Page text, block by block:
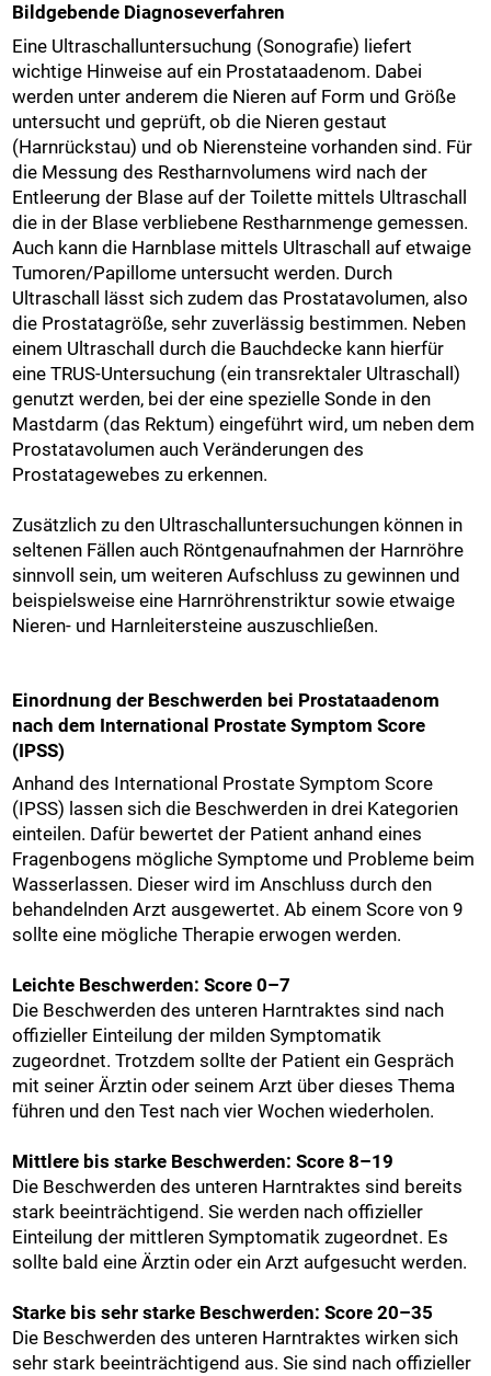
Bildgebende Diagnoseverfahren
Eine Ultraschalluntersuchung (Sonografie) liefert
wichtige Hinweise auf ein Prostataadenom. Dabei
werden unter anderem die Nieren auf Form und Größe
untersucht und geprüft, ob die Nieren gestaut
(Harnrückstau) und ob Nierensteine vorhanden sind. Für
die Messung des Restharnvolumens wird nach der
Entleerung der Blase auf der Toilette mittels Ultraschall
die in der Blase verbliebene Restharnmenge gemessen.
Auch kann die Harnblase mittels Ultraschall auf etwaige
Tumoren/Papillome untersucht werden. Durch
Ultraschall lässt sich zudem das Prostatavolumen, also
die Prostatagröße, sehr zuverlässig bestimmen. Neben
einem Ultraschall durch die Bauchdecke kann hierfür
eine TRUS-Untersuchung (ein transrektaler Ultraschall)
genutzt werden, bei der eine spezielle Sonde in den
Mastdarm (das Rektum) eingeführt wird, um neben dem
Prostatavolumen auch Veränderungen des
Prostatagewebes zu erkennen.
Zusätzlich zu den Ultraschalluntersuchungen können in
seltenen Fällen auch Röntgenaufnahmen der Harnröhre
sinnvoll sein, um weiteren Aufschluss zu gewinnen und
beispielsweise eine Harnröhrenstriktur sowie etwaige
Nieren- und Harnleitersteine auszuschließen.
Einordnung der Beschwerden bei Prostataadenom
nach dem International Prostate Symptom Score
(IPSS)
Anhand des International Prostate Symptom Score
(IPSS) lassen sich die Beschwerden in drei Kategorien
einteilen. Dafür bewertet der Patient anhand eines
Fragenbogens mögliche Symptome und Probleme beim
Wasserlassen. Dieser wird im Anschluss durch den
behandelnden Arzt ausgewertet. Ab einem Score von 9
sollte eine mögliche Therapie erwogen werden.
Leichte Beschwerden: Score 0–7
Die Beschwerden des unteren Harntraktes sind nach
offizieller Einteilung der milden Symptomatik
zugeordnet. Trotzdem sollte der Patient ein Gespräch
mit seiner Ärztin oder seinem Arzt über dieses Thema
führen und den Test nach vier Wochen wiederholen.
Mittlere bis starke Beschwerden: Score 8–19
Die Beschwerden des unteren Harntraktes sind bereits
stark beeinträchtigend. Sie werden nach offizieller
Einteilung der mittleren Symptomatik zugeordnet. Es
sollte bald eine Ärztin oder ein Arzt aufgesucht werden.
Starke bis sehr starke Beschwerden: Score 20–35
Die Beschwerden des unteren Harntraktes wirken sich
sehr stark beeinträchtigend aus. Sie sind nach offizieller